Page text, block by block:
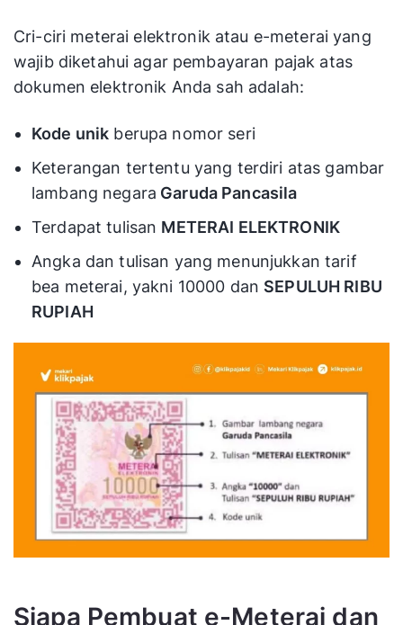
Cri-ciri meterai elektronik atau e-meterai yang
wajib diketahui agar pembayaran pajak atas
dokumen elektronik Anda sah adalah:
Kode unik berupa nomor seri
Keterangan tertentu yang terdiri atas gambar
lambang negara Garuda Pancasila
Terdapat tulisan METERAI ELEKTRONIK
Angka dan tulisan yang menunjukkan tarif
bea meterai, yakni 10000 dan SEPULUH RIBU
RUPIAH
Siapa Pembuat e-Meterai dan